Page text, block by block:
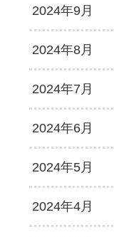
2024年9月
2024年8月
2024年7月
2024年6月
2024年5月
2024年4月